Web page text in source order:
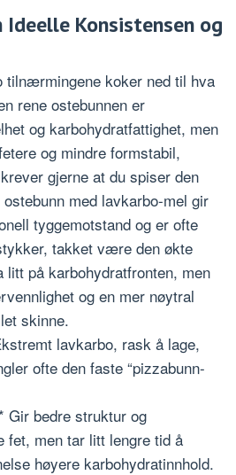
Konsistensen og
tilnærmingene koker ned til hva
rene ostebunnen er
og karbohydratfattighet, men
og mindre formstabil,
gjerne at du spiser den
med lavkarbo-mel gir
tyggemotstand og er ofte
takket være den økte
på karbohydratfronten, men
og en mer nøytral
skinne.
lavkarbo, rask å lage,
ofte den faste “pizzabunn-
Gir bedre struktur og
fet, men tar litt lengre tid å
høyere karbohydratinnhold.